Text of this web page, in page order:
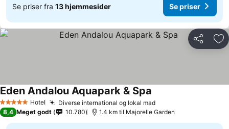
Se priser fra 13 hjemmesider Se priser
Del
5 Stjerner Hotel Diverse international og lokal mad
Eden Andalou Aquapark & Spa
8,4 Meget godt 10.780 1.4 km til Majorelle Garden